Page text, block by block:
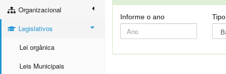
Organizacional
Legislativos
Lei orgânica
Leis Municipais
Informe o ano